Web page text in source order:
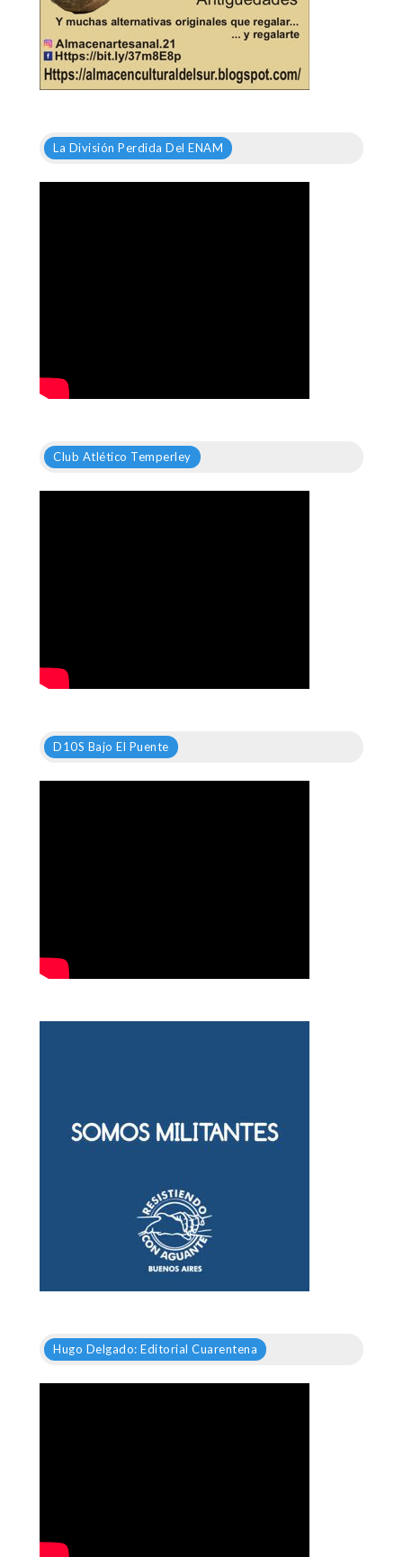
La División Perdida Del ENAM
Club Atlético Temperley
D10S Bajo El Puente
Hugo Delgado: Editorial Cuarentena